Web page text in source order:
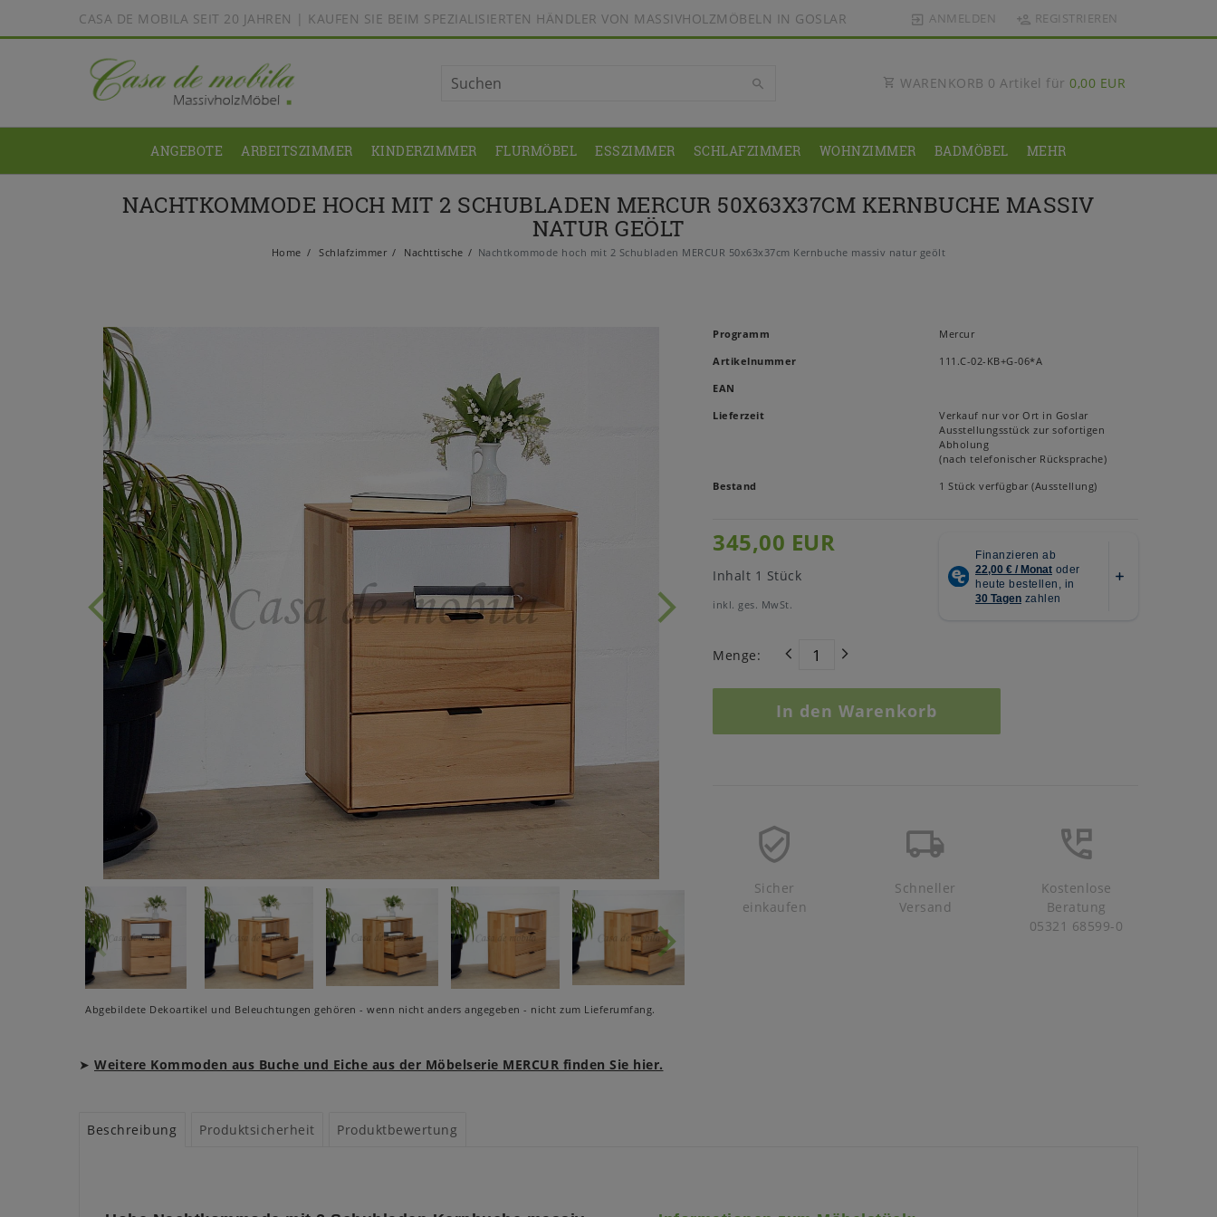
CASA DE MOBILA SEIT 20 JAHREN | KAUFEN SIE BEIM SPEZIALISIERTEN HÄNDLER VON MASSIVHOLZMÖBELN IN GOSLAR ANMELDEN REGISTRIEREN
WARENKORB 0 Artikel für 0,00 EUR
ANGEBOTE ARBEITSZIMMER KINDERZIMMER FLURMÖBEL ESSZIMMER SCHLAFZIMMER WOHNZIMMER BADMÖBEL MEHR
NACHTKOMMODE HOCH MIT 2 SCHUBLADEN MERCUR 50X63X37CM KERNBUCHE MASSIV
NATUR GEÖLT
Home Schlafzimmer Nachttische Nachtkommode hoch mit 2 Schubladen MERCUR 50x63x37cm Kernbuche massiv natur geölt
Abgebildete Dekoartikel und Beleuchtungen gehören - wenn nicht anders angegeben - nicht zum Lieferumfang.
Programm
Mercur
Artikelnummer
111.C-02-KB+G-06*A
EAN
Lieferzeit
Verkauf nur vor Ort in Goslar
Ausstellungsstück zur sofortigen
Abholung
(nach telefonischer Rücksprache)
Bestand
1 Stück verfügbar (Ausstellung)
345,00 EUR
Inhalt 1 Stück
inkl. ges. MwSt.
Menge:
In den Warenkorb
Sicher
einkaufen
Schneller
Versand
Kostenlose
Beratung
05321 68599-0
➤ Weitere Kommoden aus Buche und Eiche aus der Möbelserie MERCUR finden Sie hier.
Beschreibung Produktsicherheit Produktbewertung